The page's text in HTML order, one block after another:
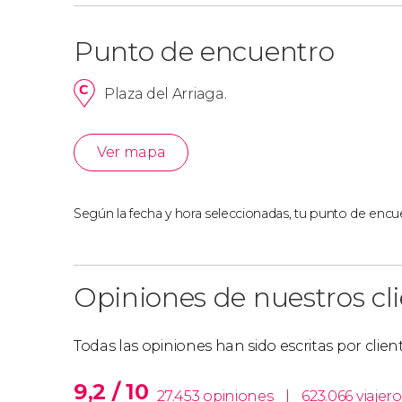
Free tour por el Bilbao
También podéis reservar el
de Deusto y otros destacados lugares.
Punto de encuentro
Plaza del Arriaga.
Ver mapa
Según la fecha y hora seleccionadas, tu punto de
Opiniones de nuestros
Todas las opiniones han sido escritas por
9,2 / 10 27.453 opiniones 623.066